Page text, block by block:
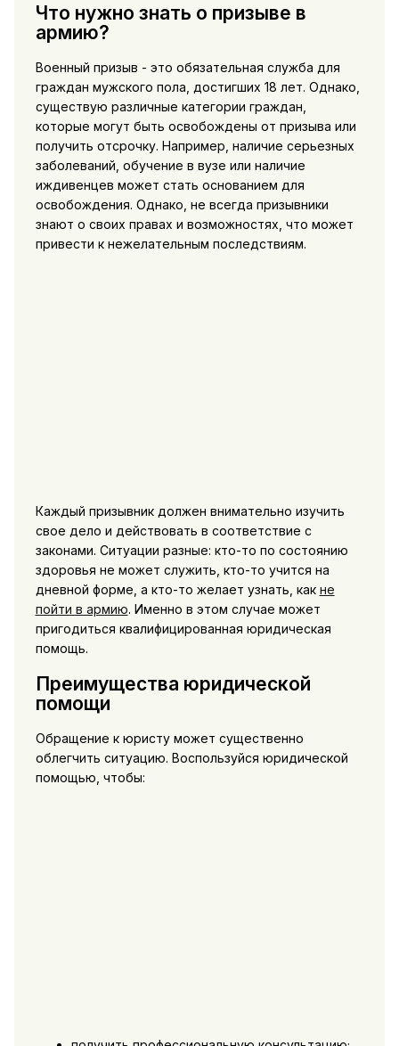
Что нужно знать о призыве в
армию?
Военный призыв - это обязательная служба для
граждан мужского пола, достигших 18 лет. Однако,
существую различные категории граждан,
которые могут быть освобождены от призыва или
получить отсрочку. Например, наличие серьезных
заболеваний, обучение в вузе или наличие
иждивенцев может стать основанием для
освобождения. Однако, не всегда призывники
знают о своих правах и возможностях, что может
привести к нежелательным последствиям.
Каждый призывник должен внимательно изучить
свое дело и действовать в соответствие с
законами. Ситуации разные: кто-то по состоянию
здоровья не может служить, кто-то учится на
дневной форме, а кто-то желает узнать, как не
пойти в армию. Именно в этом случае может
пригодиться квалифицированная юридическая
помощь.
Преимущества юридической
помощи
Обращение к юристу может существенно
облегчить ситуацию. Воспользуйся юридической
помощью, чтобы: